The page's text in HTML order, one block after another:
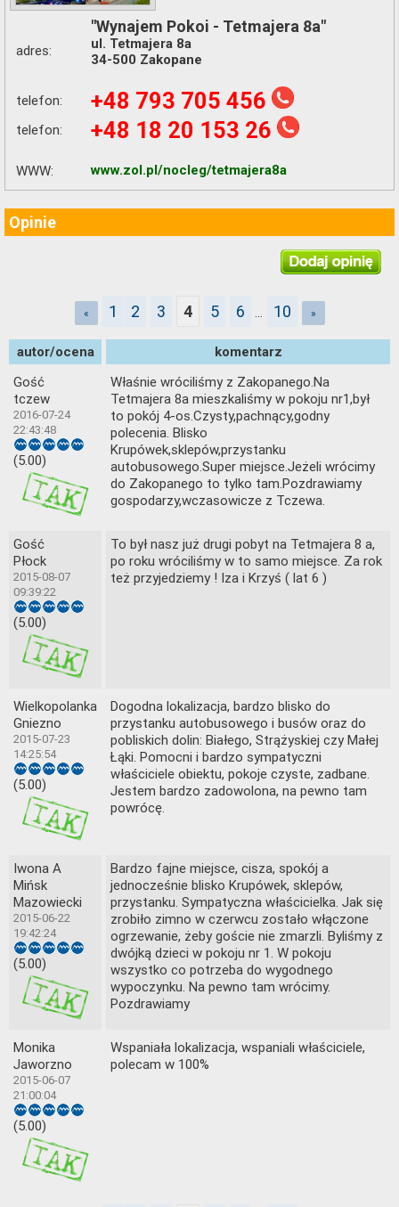
adres:
"Wynajem Pokoi - Tetmajera 8a"
ul. Tetmajera 8a
34-500 Zakopane
telefon: +48 793 705 456
telefon: +48 18 20 153 26
WWW: www.zol.pl/nocleg/tetmajera8a
Opinie
« 1 2 3 4 5 6 ... 10 »
autor/ocena komentarz
Gość
tczew
2016-07-24
22:43:48
(5.00)
Właśnie wróciliśmy z Zakopanego.Na
Tetmajera 8a mieszkaliśmy w pokoju nr1,był
to pokój 4-os.Czysty,pachnący,godny
polecenia. Blisko
Krupówek,sklepów,przystanku
autobusowego.Super miejsce.Jeżeli wrócimy
do Zakopanego to tylko tam.Pozdrawiamy
gospodarzy,wczasowicze z Tczewa.
Gość
Płock
2015-08-07
09:39:22
(5.00)
To był nasz już drugi pobyt na Tetmajera 8 a,
po roku wróciliśmy w to samo miejsce. Za rok
też przyjedziemy ! Iza i Krzyś ( lat 6 )
Wielkopolanka
Gniezno
2015-07-23
14:25:54
(5.00)
Dogodna lokalizacja, bardzo blisko do
przystanku autobusowego i busów oraz do
pobliskich dolin: Białego, Strążyskiej czy Małej
Łąki. Pomocni i bardzo sympatyczni
właściciele obiektu, pokoje czyste, zadbane.
Jestem bardzo zadowolona, na pewno tam
powrócę.
Iwona A
Mińsk
Mazowiecki
2015-06-22
19:42:24
(5.00)
Bardzo fajne miejsce, cisza, spokój a
jednocześnie blisko Krupówek, sklepów,
przystanku. Sympatyczna właścicielka. Jak się
zrobiło zimno w czerwcu zostało włączone
ogrzewanie, żeby goście nie zmarzli. Byliśmy z
dwójką dzieci w pokoju nr 1. W pokoju
wszystko co potrzeba do wygodnego
wypoczynku. Na pewno tam wrócimy.
Pozdrawiamy
Monika
Jaworzno
2015-06-07
21:00:04
(5.00)
Wspaniała lokalizacja, wspaniali właściciele,
polecam w 100%